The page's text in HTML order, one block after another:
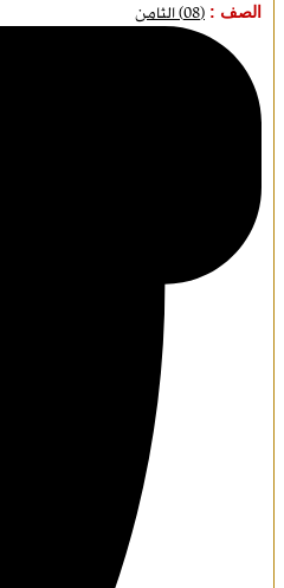
الصف : (08) الثامن